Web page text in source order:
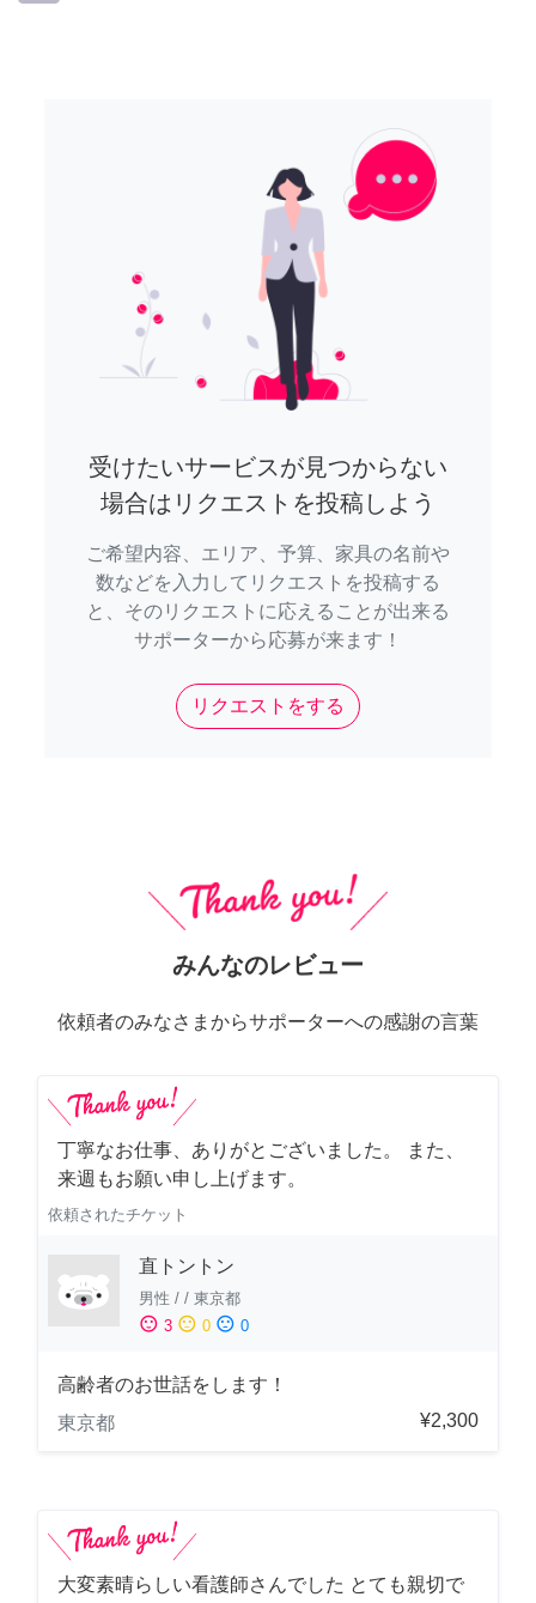
受けたいサービスが見つからない
場合はリクエストを投稿しよう
ご希望内容、エリア、予算、家具の名前や
数などを入力してリクエストを投稿する
と、そのリクエストに応えることが出来る
サポーターから応募が来ます！
リクエストをする
みんなのレビュー
依頼者のみなさまからサポーターへの感謝の言葉
丁寧なお仕事、ありがとございました。 また、
来週もお願い申し上げます。
依頼されたチケット
直トントン
男性 / / 東京都
sentiment_satisfied 3 sentiment_neutral 0 sentiment_dissatisfied 0
高齢者のお世話をします！
東京都
¥2,300
大変素晴らしい看護師さんでした とても親切で